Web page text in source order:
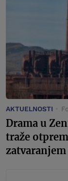
AKTUELNOSTI
Drama u
traže